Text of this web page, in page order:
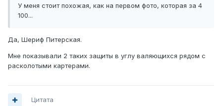
У меня стоит похожая, как на первом фото, которая за 4
100...
Да, Шериф Питерская.
Мне показывали 2 таких защиты в углу валяющихся рядом с
расколотыми картерами.
Цитата